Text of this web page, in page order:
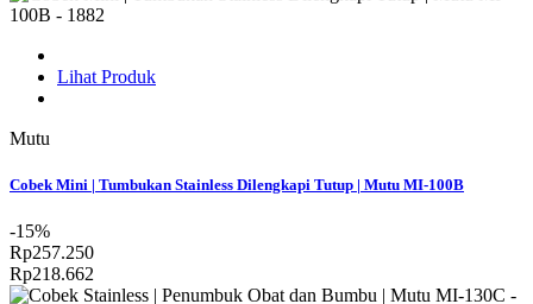
Lihat Produk
Mutu
Cobek Mini | Tumbukan Stainless Dilengkapi Tutup | Mutu MI-100B
-15%
Rp257.250
Rp218.662